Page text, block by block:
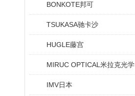
BONKOTE邦可
TSUKASA驰卡沙
HUGLE藤宫
MIRUC OPTICAL米拉克光学
IMV日本